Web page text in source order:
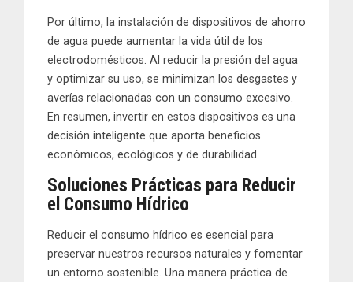
Por último, la instalación de dispositivos de ahorro
de agua puede aumentar la vida útil de los
electrodomésticos. Al reducir la presión del agua
y optimizar su uso, se minimizan los desgastes y
averías relacionadas con un consumo excesivo.
En resumen, invertir en estos dispositivos es una
decisión inteligente que aporta beneficios
económicos, ecológicos y de durabilidad.
Soluciones Prácticas para Reducir
el Consumo Hídrico
Reducir el consumo hídrico es esencial para
preservar nuestros recursos naturales y fomentar
un entorno sostenible. Una manera práctica de